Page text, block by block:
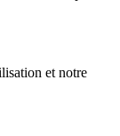
et notre